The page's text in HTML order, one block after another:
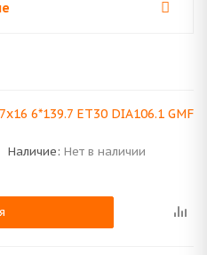
6*139.7 ET30 DIA106.1 GMF
Наличие: Нет в наличии